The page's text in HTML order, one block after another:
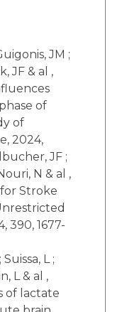
JM ;
JF & al ,
of
of
2024,
JF ;
N & al ,
Stroke
390, 1677-
L ;
L & al ,
of lactate